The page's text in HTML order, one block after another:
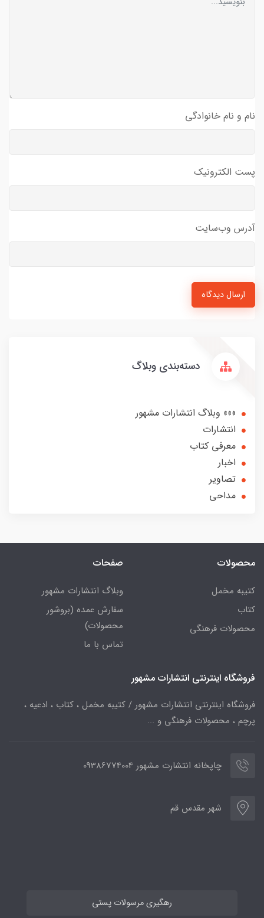
نام و نام خانوادگی
پست الکترونیک
آدرس وب‌سایت
ارسال دیدگاه
دسته‌بندی وبلاگ
»»» وبلاگ انتشارات مشهور
انتشارات
معرفی کتاب
اخبار
تصاویر
مداحی
محصولات
کتیبه مخمل
کتاب
محصولات فرهنگی
صفحات
وبلاگ انتشارات مشهور
سفارش عمده (بروشور
محصولات)
تماس با ما
فروشگاه اینترنتی انتشارات مشهور
فروشگاه اینترنتی انتشارات مشهور / کتیبه مخمل ، کتاب ، ادعیه ،
پرچم ، محصولات فرهنگی و ...
چاپخانه انتشارت مشهور 09386774004
شهر مقدس قم
رهگیری مرسولات پستی